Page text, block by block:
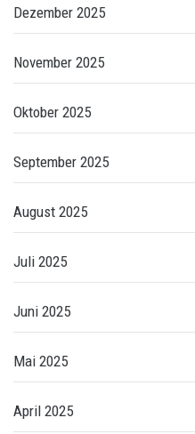
Dezember 2025
November 2025
Oktober 2025
September 2025
August 2025
Juli 2025
Juni 2025
Mai 2025
April 2025